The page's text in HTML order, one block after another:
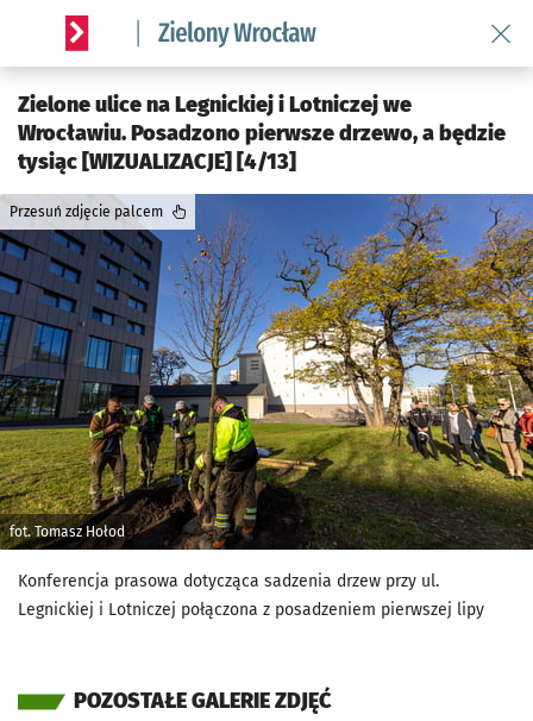
Serwis informacyjny wroclaw.pl podserwis: Środowisko we
Zielone ulice na Legnickiej i Lotniczej we
Wrocławiu. Posadzono pierwsze drzewo, a będzie
tysiąc [WIZUALIZACJE] [4/13]
fot. Tomasz Hołod
Przesuń zdjęcie palcem
Konferencja prasowa dotycząca sadzenia drzew przy ul.
Legnickiej i Lotniczej połączona z posadzeniem pierwszej lipy
POZOSTAŁE GALERIE ZDJĘĆ